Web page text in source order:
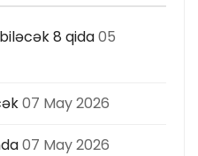
biləcək 8 qida05
07 May 2026
07 May 2026